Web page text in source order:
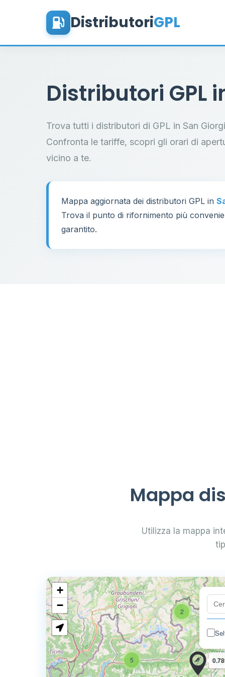
DistributoriGPL
Distributori GPL
Trova tutti i distributori di GPL in San
Confronta le tariffe, scopri gli orari di
vicino a te.
Mappa aggiornata dei distributori GPL in
Trova il punto di rifornimento più
garantito.
Mappa
Utilizza la mappa
2
5
+
−